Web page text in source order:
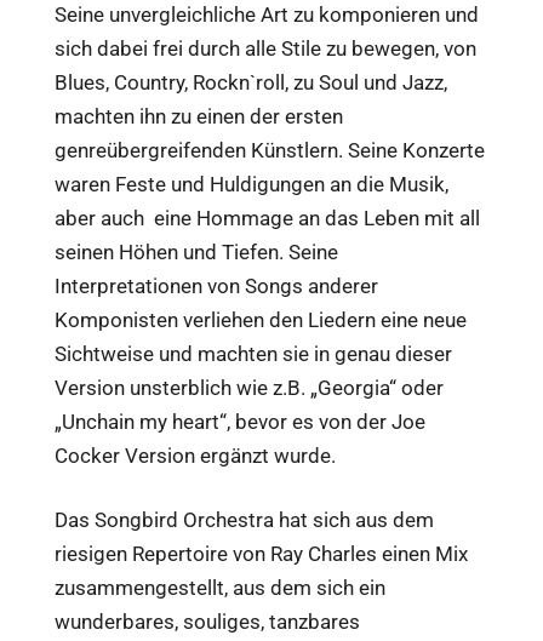
Seine unvergleichliche Art zu komponieren und
sich dabei frei durch alle Stile zu bewegen, von
Blues, Country, Rockn`roll, zu Soul und Jazz,
machten ihn zu einen der ersten
genreübergreifenden Künstlern. Seine Konzerte
waren Feste und Huldigungen an die Musik,
aber auch eine Hommage an das Leben mit all
seinen Höhen und Tiefen. Seine
Interpretationen von Songs anderer
Komponisten verliehen den Liedern eine neue
Sichtweise und machten sie in genau dieser
Version unsterblich wie z.B. „Georgia“ oder
„Unchain my heart“, bevor es von der Joe
Cocker Version ergänzt wurde.
Das Songbird Orchestra hat sich aus dem
riesigen Repertoire von Ray Charles einen Mix
zusammengestellt, aus dem sich ein
wunderbares, souliges, tanzbares